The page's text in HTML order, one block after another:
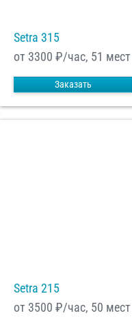
Setra 315
от 3300 ₽/час, 51 мест
Заказать
Setra 215
от 3500 ₽/час, 50 мест